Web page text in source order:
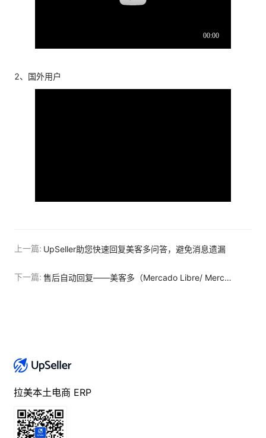
2、国外用户
上一篇: UpSeller助您快速回复美客多问答，避免消息遗漏
下一篇: 售后自动回复——美客多（Mercado Libre/ Mercado Livre）
拉美本土电商 ERP